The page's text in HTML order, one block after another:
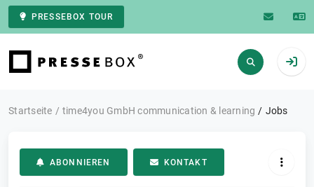
PRESSEBOX TOUR
Zur Startseite
Startseite time4you GmbH communication & learning Jobs
ABONNIEREN KONTAKT